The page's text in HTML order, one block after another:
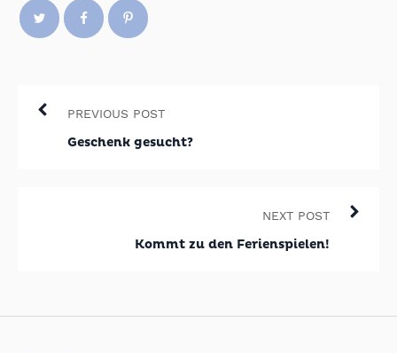
PREVIOUS POST
Geschenk gesucht?
NEXT POST
Kommt zu den Ferienspielen!